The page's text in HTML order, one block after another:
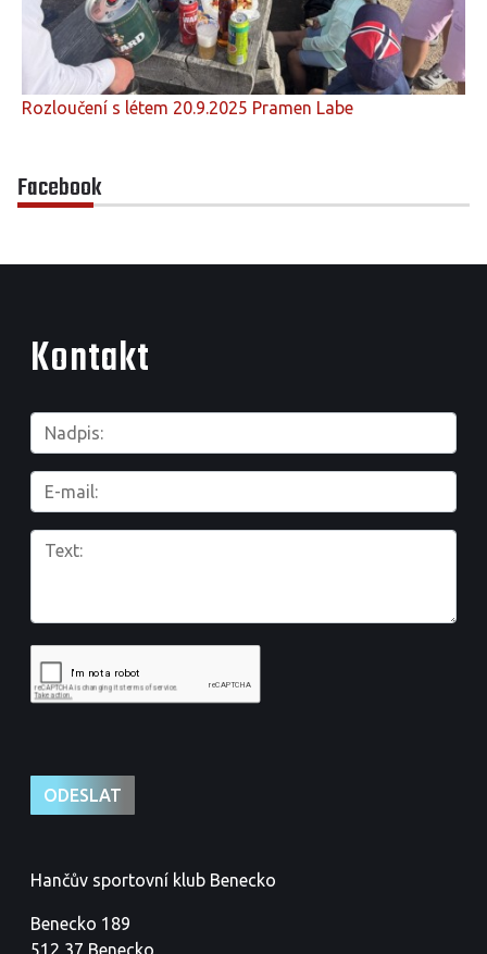
Rozloučení s létem 20.9.2025 Pramen Labe
Facebook
Kontakt
Hančův sportovní klub Benecko
Benecko 189
512 37 Benecko